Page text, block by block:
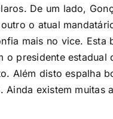
De um lado,
o atual
mais no vice.
o presidente
Além disto espalha
existem muitas